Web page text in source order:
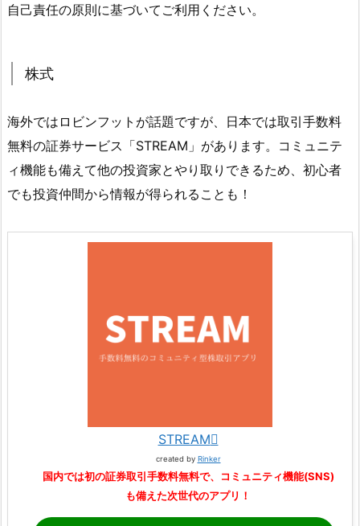
自己責任の原則に基づいてご利用ください。
株式
海外ではロビンフットが話題ですが、日本では取引手数料
無料の証券サービス「STREAM」があります。コミュニテ
ィ機能も備えて他の投資家とやり取りできるため、初心者
でも投資仲間から情報が得られることも！
STREAM
created by Rinker
国内では初の証券取引手数料無料で、コミュニティ機能(SNS)
も備えた次世代のアプリ！